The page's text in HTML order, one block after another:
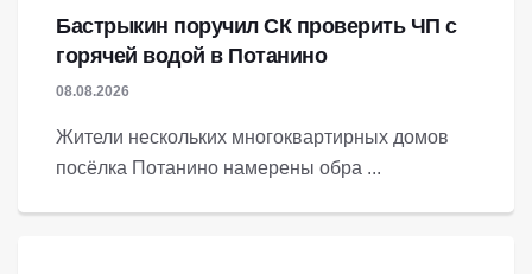
Бастрыкин поручил СК проверить ЧП с
горячей водой в Потанино
08.08.2026
Жители нескольких многоквартирных домов
посёлка Потанино намерены обра ...